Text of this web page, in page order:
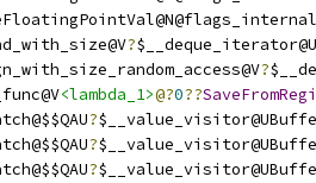
?
?
<lambda_1>@?0??
?
?
?